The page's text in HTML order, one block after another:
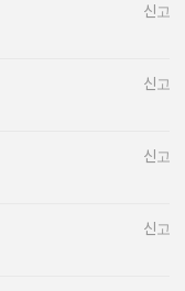
신고
신고
신고
신고